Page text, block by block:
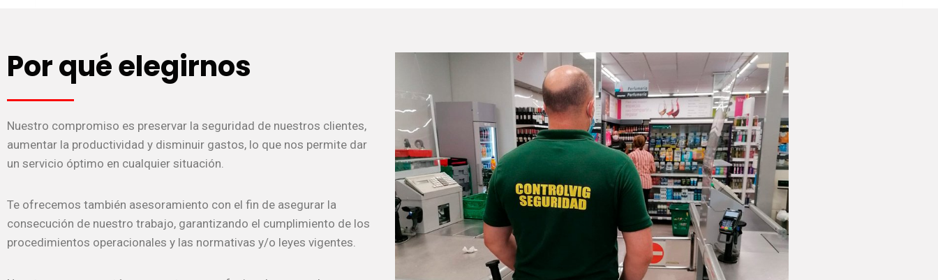
Por qué elegirnos
Nuestro compromiso es preservar la seguridad de nuestros clientes,
aumentar la productividad y disminuir gastos, lo que nos permite dar
un servicio óptimo en cualquier situación.
Te ofrecemos también asesoramiento con el fin de asegurar la
consecución de nuestro trabajo, garantizando el cumplimiento de los
procedimientos operacionales y las normativas y/o leyes vigentes.